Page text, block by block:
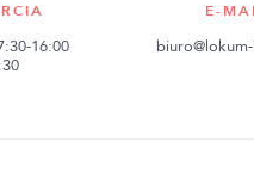
16:00
E-